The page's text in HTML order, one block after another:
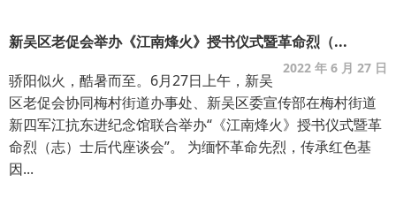
新吴区老促会举办《江南烽火》授书仪式暨革命烈（...
2022 年 6 月 27 日
骄阳似火，酷暑而至。6月27日上午，新吴
区老促会协同梅村街道办事处、新吴区委宣传部在梅村街道
新四军江抗东进纪念馆联合举办“《江南烽火》授书仪式暨革
命烈（志）士后代座谈会”。 为缅怀革命先烈，传承红色基
因...